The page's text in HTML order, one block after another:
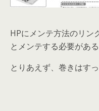
HPにメンテ方法のリン
とメンテする必要があ
とりあえず、巻きはす